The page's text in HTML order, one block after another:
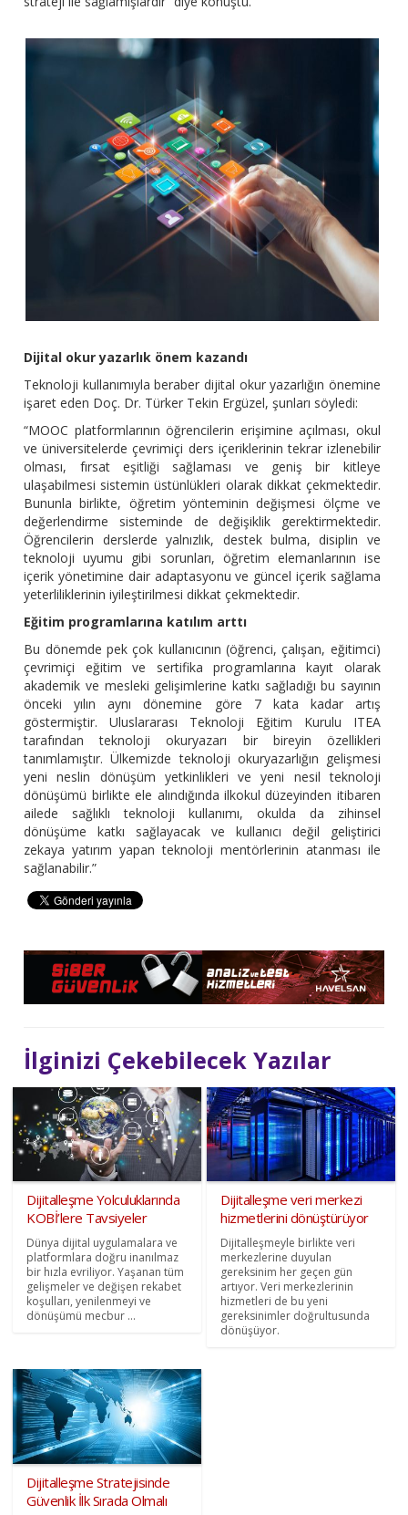
Dijital okur yazarlık önem kazandı
Teknoloji kullanımıyla beraber dijital okur yazarlığın önemine
işaret eden Doç. Dr. Türker Tekin Ergüzel, şunları söyledi:
“MOOC platformlarının öğrencilerin erişimine açılması, okul
ve üniversitelerde çevrimiçi ders içeriklerinin tekrar izlenebilir
olması, fırsat eşitliği sağlaması ve geniş bir kitleye
ulaşabilmesi sistemin üstünlükleri olarak dikkat çekmektedir.
Bununla birlikte, öğretim yönteminin değişmesi ölçme ve
değerlendirme sisteminde de değişiklik gerektirmektedir.
Öğrencilerin derslerde yalnızlık, destek bulma, disiplin ve
teknoloji uyumu gibi sorunları, öğretim elemanlarının ise
içerik yönetimine dair adaptasyonu ve güncel içerik sağlama
yeterliliklerinin iyileştirilmesi dikkat çekmektedir.
Eğitim programlarına katılım arttı
Bu dönemde pek çok kullanıcının (öğrenci, çalışan, eğitimci)
çevrimiçi eğitim ve sertifika programlarına kayıt olarak
akademik ve mesleki gelişimlerine katkı sağladığı bu sayının
önceki yılın aynı dönemine göre 7 kata kadar artış
göstermiştir. Uluslararası Teknoloji Eğitim Kurulu ITEA
tarafından teknoloji okuryazarı bir bireyin özellikleri
tanımlamıştır. Ülkemizde teknoloji okuryazarlığın gelişmesi
yeni neslin dönüşüm yetkinlikleri ve yeni nesil teknoloji
dönüşümü birlikte ele alındığında ilkokul düzeyinden itibaren
ailede sağlıklı teknoloji kullanımı, okulda da zihinsel
dönüşüme katkı sağlayacak ve kullanıcı değil geliştirici
zekaya yatırım yapan teknoloji mentörlerinin atanması ile
sağlanabilir.”
İlginizi Çekebilecek Yazılar
Dijitalleşme Yolculuklarında
KOBİ’lere Tavsiyeler
Dünya dijital uygulamalara ve
platformlara doğru inanılmaz
bir hızla evriliyor. Yaşanan tüm
gelişmeler ve değişen rekabet
koşulları, yenilenmeyi ve
dönüşümü mecbur ...
Dijitalleşme veri merkezi
hizmetlerini dönüştürüyor
Dijitalleşmeyle birlikte veri
merkezlerine duyulan
gereksinim her geçen gün
artıyor. Veri merkezlerinin
hizmetleri de bu yeni
gereksinimler doğrultusunda
dönüşüyor.
Dijitalleşme Stratejisinde
Güvenlik İlk Sırada Olmalı